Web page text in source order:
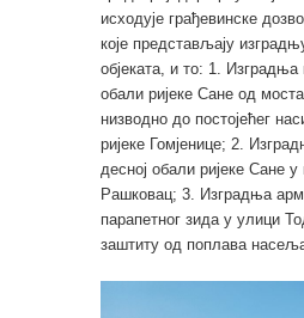
исходује грађевинске
које представљају
објеката, и то: 1. Изградња
обали ријеке Сане од
низводно до постојећег
ријеке Гомјенице; 2.
десној обали ријеке Сане
Рашковац; 3. Изградња
парапетног зида у улици
заштиту од поплава